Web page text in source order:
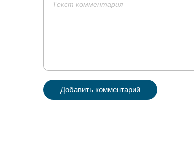
Добавить комментарий